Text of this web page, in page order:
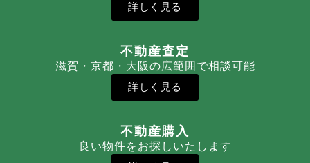
詳しく見る
不動産査定
滋賀・京都・大阪の広範囲で相談可能
詳しく見る
不動産購入
良い物件をお探しいたします